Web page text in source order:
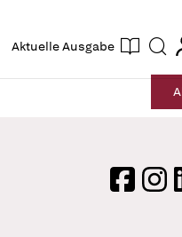
Aktuelle Ausgabe Suche
login
Facebook